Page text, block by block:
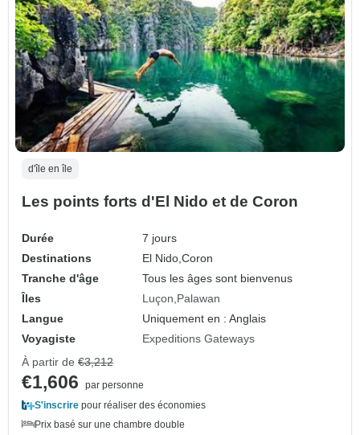
d'île en île
Les points forts d'El Nido et de Coron
Durée
7 jours
Destinations
El Nido,Coron
Tranche d'âge
Tous les âges sont bienvenus
Îles
Luçon Palawan
Langue
Uniquement en : Anglais
Voyagiste
Expeditions Gateways
À partir de €3,212
€1,606
par personne
S'inscrire pour réaliser des économies
Prix basé sur une chambre double